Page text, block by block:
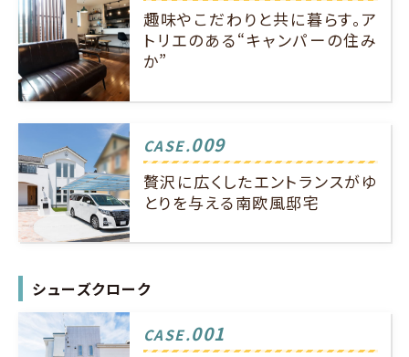
趣味やこだわりと共に暮らす。ア
トリエのある“キャンパーの住み
か”
CASE.009
贅沢に広くしたエントランスがゆ
とりを与える南欧風邸宅
シューズクローク
CASE.001